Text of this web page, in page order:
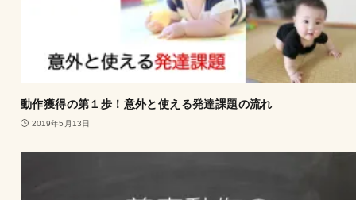
動作獲得の第１歩！意外と使える発達課題の流れ
2019年5月13日